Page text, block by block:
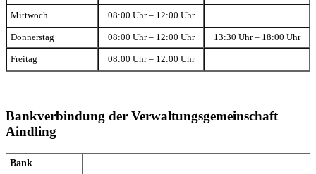
Mittwoch 08:00 Uhr – 12:00 Uhr
Donnerstag 08:00 Uhr – 12:00 Uhr 13:30 Uhr – 18:00 Uhr
Freitag 08:00 Uhr – 12:00 Uhr
Bankverbindung der Verwaltungsgemeinschaft
Aindling
Bank